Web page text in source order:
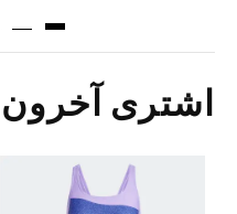
اشترى آخرون